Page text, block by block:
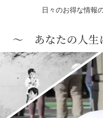
日々のお得な情報